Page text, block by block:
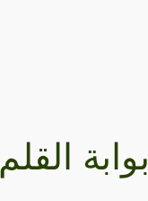
بوابة القلم